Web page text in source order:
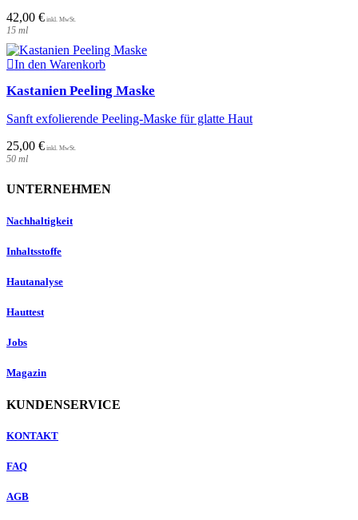
42,00 €
15 ml
In den Warenkorb
Kastanien Peeling Maske
Sanft exfolierende Peeling-Maske für glatte Haut
25,00 €
50 ml
UNTERNEHMEN
Nachhaltigkeit
Inhaltsstoffe
Hautanalyse
Hauttest
Jobs
Magazin
KUNDENSERVICE
KONTAKT
FAQ
AGB